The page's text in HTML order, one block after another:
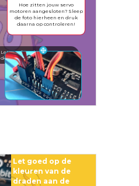
Let goed op de kleuren van
de draden!
Hoe zitten jouw servo
motoren aangesloten? Sleep
de foto hierheen en druk
daarna op controleren!
Let goed op de
kleuren van de
draden aan de